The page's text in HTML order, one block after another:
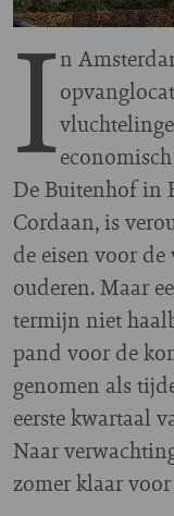
In
De Buitenhof in
Cordaan, is
de eisen voor
ouderen. Maar
termijn niet
pand voor de
genomen als
eerste kwartaal
Naar
zomer klaar